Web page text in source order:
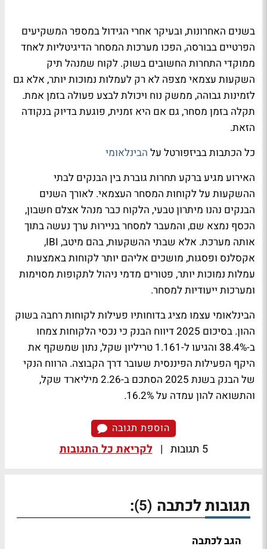
בשנים האחרונות, ובעיקר אחרי הגידול במספר המשקיעים
הפרטיים בבורסה, הפכו מערכות המסחר הדיגיטליות לאחד
ממוקדי התחרות החשובים בשוק. לקוח שמנהל תיק
השקעות עצמאי מצפה לא רק לעמלות נמוכות יותר, אלא גם
לזמינות גבוהה, ממשק נוח ויכולת לבצע פעולה בזמן אמת.
תקלה בזמן מסחר, גם אם היא זמנית, פוגעת בדיוק בנקודה
הזאת.
כל הכתבות בביזפורטל על הבינלאומי
האירוע מגיע ברקע תחרות גוברת בין הבנקים לבתי
ההשקעות על לקוחות המסחר העצמאי. לאורך השנים
הבנקים נהנו מיתרון טבעי, הלקוח כבר מנהל אצלם חשבון,
הכסף נמצא שם, והמעבר למסחר בניירות ערך נעשה בתוך
אותה מערכת. אלא שבתי ההשקעות, בהם מיטב, IBI,
אקסלנס ופסגות, מושכים אליהם יותר לקוחות באמצעות
עמלות נמוכות יותר, פטורים מדמי ניהול לתקופות מסוימות
ומערכות ייעודיות למסחר.
הבינלאומי עצמו מציג בדוחותיו פעילות לקוחות רחבה בשוק
ההון. בסיכום 2025 דיווח הבנק כי נכסי הלקוחות צמחו
ב-38.4% והגיעו ל-1.161 טריליון שקל, נתון שמשקף את
היקף הפעילות הפיננסית שעובר דרך הקבוצה. הרווח הנקי
של הבנק בשנת 2025 הסתכם ב-2.26 מיליארד שקל,
והתשואה להון עמדה על 16.2%.
הוספת תגובה
5 תגובות | לקריאת כל התגובות
תגובות לכתבה (5)
:
הגב לכתבה